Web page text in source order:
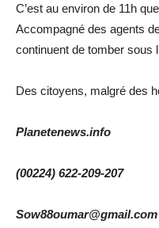
C’est au environ de 11h
Accompagné des agents
continuent de tomber sous
Des citoyens, malgré des
Planetenews.info
(00224) 622-209-207
Sow88oumar@gmail.com